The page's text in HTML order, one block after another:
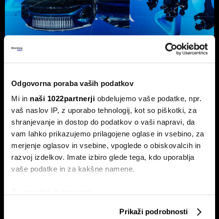
Odgovorna poraba vaših podatkov
Mi in naši 1022partnerji obdelujemo vaše podatke, npr.
vaš naslov IP, z uporabo tehnologij, kot so piškotki, za
shranjevanje in dostop do podatkov o vaši napravi, da
vam lahko prikazujemo prilagojene oglase in vsebino, za
merjenje oglasov in vsebine, vpoglede o obiskovalcih in
razvoj izdelkov. Imate izbiro glede tega, kdo uporablja
vaše podatke in za kakšne namene.
Prikaži podrobnosti
velikega BYD
Geely v času negotovosti stavi na globalno prodajno
mrežo in za kitajsko znamko netipično pogonsko
razpršenost, saj izdeluje tudi modele z motorjem z
notranjim zgorevanjem.